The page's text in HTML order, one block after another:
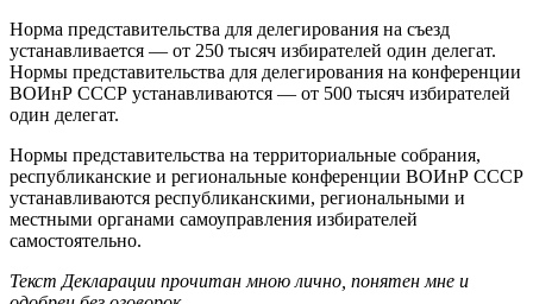
Норма представительства для делегирования на съезд
устанавливается — от 250 тысяч избирателей один делегат.
Нормы представительства для делегирования на конференции
ВОИнР СССР устанавливаются — от 500 тысяч избирателей
один делегат.
Нормы представительства на территориальные собрания,
республиканские и региональные конференции ВОИнР СССР
устанавливаются республиканскими, региональными и
местными органами самоуправления избирателей
самостоятельно.
Текст Декларации прочитан мною лично, понятен мне и